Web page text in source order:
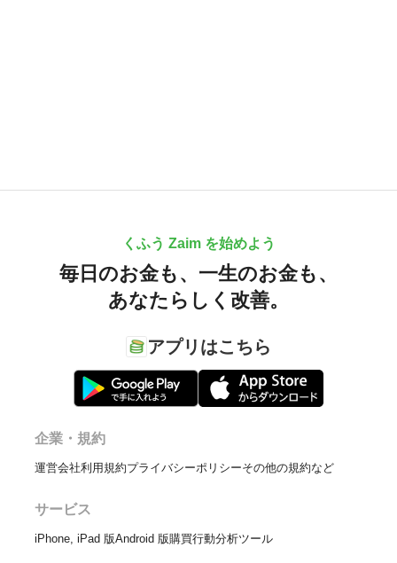
くふう Zaim を始めよう
毎日のお金も、 一生のお金も、
あなたらしく改善。
アプリはこちら
企業・規約
運営会社利用規約プライバシーポリシーその他の規約など
サービス
iPhone, iPad 版Android 版購買行動分析ツール